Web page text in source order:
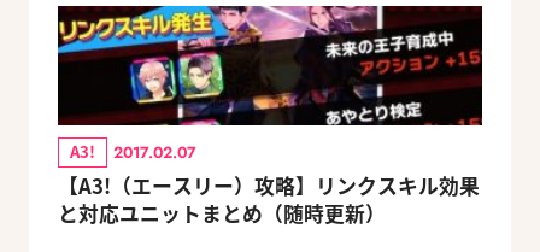
A3! 2017.02.07
【A3!（エースリー）攻略】リンクスキル効果
と対応ユニットまとめ（随時更新）